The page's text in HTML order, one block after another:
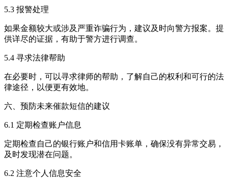
5.3 报警处理
如果金额较大或涉及严重诈骗行为，建议及时向警方报案。提
供详尽的证据，有助于警方进行调查。
5.4 寻求法律帮助
在必要时，可以寻求律师的帮助，了解自己的权利和可行的法
律途径，以便更有效地。
六、预防未来催款短信的建议
6.1 定期检查账户信息
定期检查自己的银行账户和信用卡账单，确保没有异常交易，
及时发现潜在问题。
6.2 注意个人信息安全